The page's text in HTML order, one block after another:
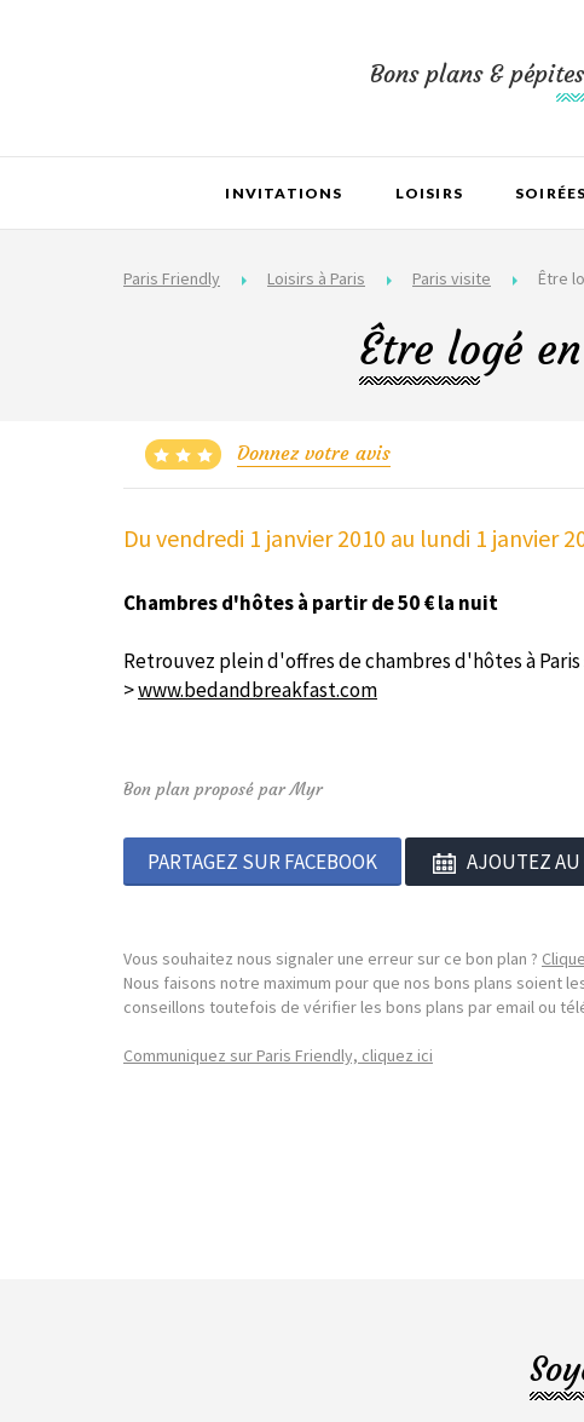
Bons plans &
INVITATIONS LOISIRS SOIRÉES
Paris Friendly Loisirs à Paris Paris visite Être
Être logé
Donnez votre avis
Du vendredi 1 janvier 2010 au lundi 1 janvier
Chambres d'hôtes à partir de 50 € la nuit
Retrouvez plein d'offres de chambres d'hôtes à Paris
>www.bedandbreakfast.com
Bon plan proposé par Myr
PARTAGEZ SUR FACEBOOK AJOUTEZ AU
Vous souhaitez nous signaler une erreur sur ce bon plan ?
Nous faisons notre maximum pour que nos bons plans soient
conseillons toutefois de vérifier les bons plans par email ou
Communiquez sur Paris Friendly, cliquez ici